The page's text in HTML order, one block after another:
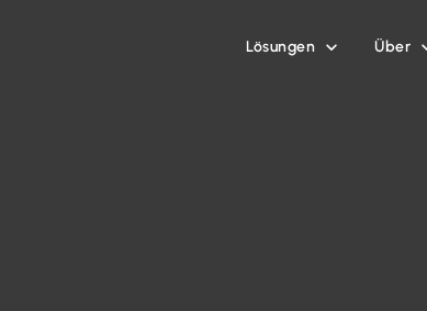
Lösungen  Über